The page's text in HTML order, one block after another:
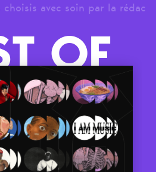
avec soin par la rédac
OF